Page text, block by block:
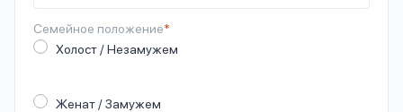
Семейное положение*
Холост / Незамужем
Женат / Замужем